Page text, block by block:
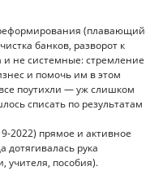
(плавающий
банков, разворот к
не системные: стремление
и помочь им в этом
поутихли — уж слишком
списать по результатам
2022) прямое и активное
дотягивалась рука
учителя, пособия).